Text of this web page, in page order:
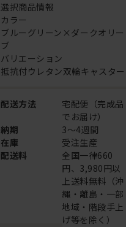
選択商品情報
カラー
ブルーグリーン×ダークオリー
ブ
バリエーション
抵抗付ウレタン双輪キャスター
配送方法
宅配便（完成品
でお届け）
納期
3～4週間
在庫
受注生産
配送料
全国一律660
円、3,980円以
上送料無料（沖
縄・離島・一部
地域・階段手上
げ等を除く）